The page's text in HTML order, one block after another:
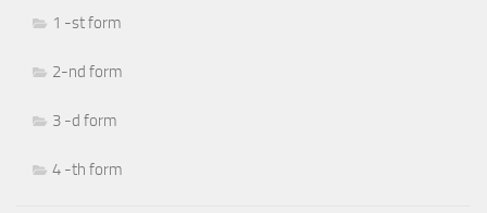
1 -st form
2-nd form
3 -d form
4 -th form